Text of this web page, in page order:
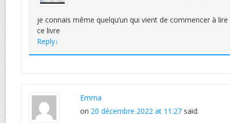
je connais même quelqu’un qui vient de commencer à
ce livre
Reply↓
Emma
on 20 décembre 2022 at 11:27 said: